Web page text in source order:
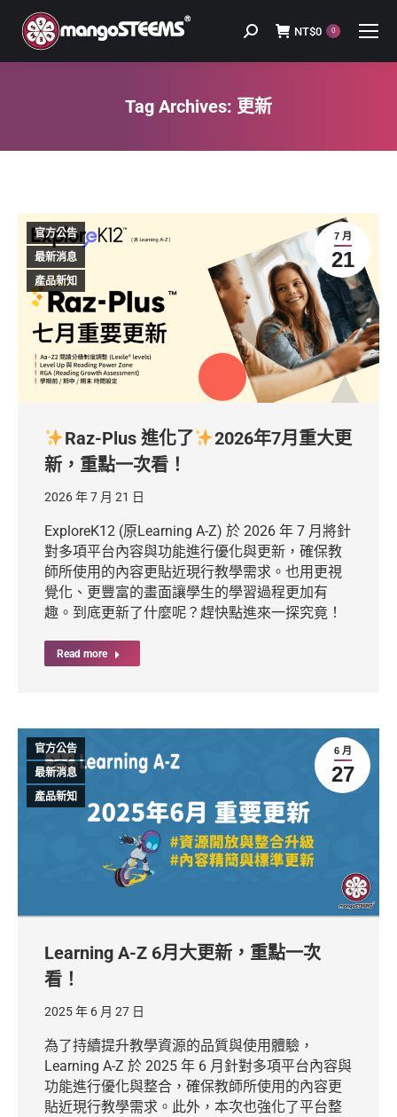
Search: NT$0 0
Tag Archives: 更新
7 月
21
官方公告
最新消息
產品新知
Raz-Plus 進化了
2026年7月重大更
新，重點一次看！
2026 年 7 月 21 日
ExploreK12 (原Learning A-Z) 於 2026 年 7 月將針
對多項平台內容與功能進行優化與更新，確保教
師所使用的內容更貼近現行教學需求。也用更視
覺化、更豐富的畫面讓學生的學習過程更加有
趣。到底更新了什麼呢？趕快點進來一探究竟！
Read more
6 月
27
官方公告
最新消息
產品新知
Learning A-Z 6月大更新，重點一次
看！
2025 年 6 月 27 日
為了持續提升教學資源的品質與使用體驗，
Learning A-Z 於 2025 年 6 月針對多項平台內容與
功能進行優化與整合，確保教師所使用的內容更
貼近現行教學需求。此外，本次也強化了平台整